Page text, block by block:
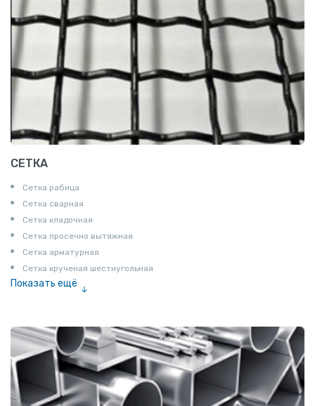
СЕТКА
Сетка рабица
Сетка сварная
Сетка кладочная
Сетка просечно вытяжная
Сетка арматурная
Сетка крученая шестиугольная
Показать ещё